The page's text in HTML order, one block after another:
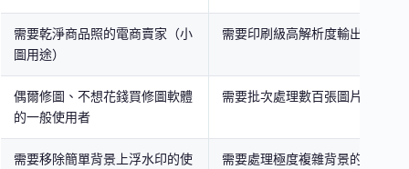
需要乾淨商品照的電商賣家（小
圖用途）
需要印刷級高解析度輸出且不願
偶爾修圖、不想花錢買修圖軟體
的一般使用者
需要批次處理數百張圖片的專業
需要移除簡單背景上浮水印的使
需要處理極度複雜背景的場景（